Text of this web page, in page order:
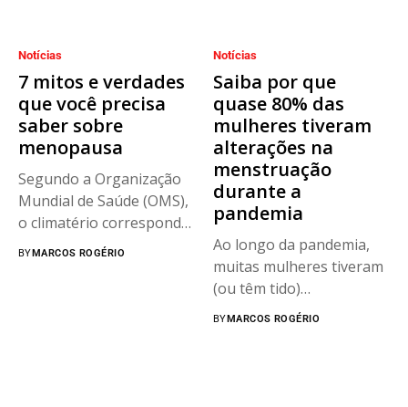
Notícias
7 mitos e verdades
que você precisa
saber sobre
menopausa
Segundo a Organização
Mundial de Saúde (OMS),
o climatério corresponde
ao período...
BYMARCOS ROGÉRIO
Notícias
Saiba por que
quase 80% das
mulheres tiveram
alterações na
menstruação
durante a
pandemia
Ao longo da pandemia,
muitas mulheres tiveram
(ou têm tido)
irregularidade no...
BYMARCOS ROGÉRIO